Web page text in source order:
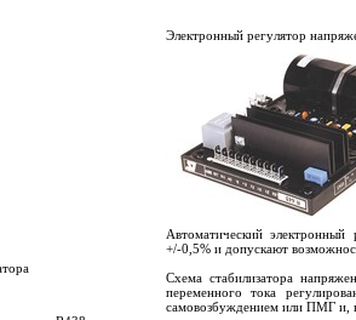
Электронный регулятор
Автоматический
+/-0,5% и допускают
Схема стабилизатора
переменного тока
самовозбуждением или ПМГ и,